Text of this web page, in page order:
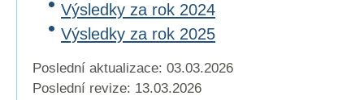
Výsledky za rok 2024
Výsledky za rok 2025
Poslední aktualizace: 03.03.2026
Poslední revize: 13.03.2026